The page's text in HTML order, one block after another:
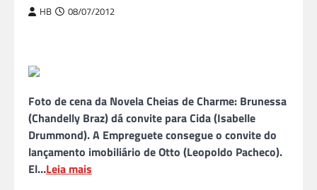
HB 08/07/2012
Foto de cena da Novela Cheias de Charme: Brunessa
(Chandelly Braz) dá convite para Cida (Isabelle
Drummond). A Empreguete consegue o convite do
lançamento imobiliário de Otto (Leopoldo Pacheco).
El…Leia mais